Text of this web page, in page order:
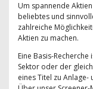
Um spannende
beliebtes und
zahlreiche
Aktien zu machen.
Eine Basis-
Sektor oder der
eines Titel zu